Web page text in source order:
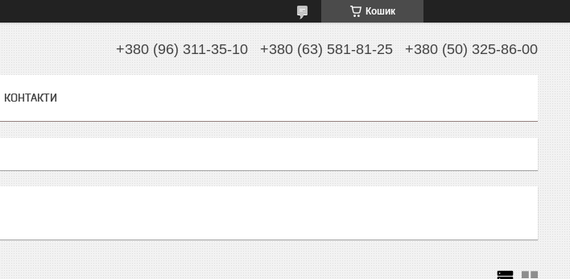
Кошик
+380 (96) 311-35-10 +380 (63) 581-81-25 +380 (50) 325-86-00
КОНТАКТИ